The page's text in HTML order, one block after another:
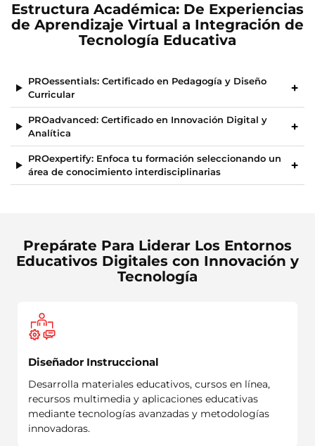
Estructura Académica: De Experiencias
de Aprendizaje Virtual a Integración de
Tecnología Educativa
PROessentials: Certificado en Pedagogía y Diseño
Curricular
PROadvanced: Certificado en Innovación Digital y
Analítica
PROexpertify: Enfoca tu formación seleccionando un
área de conocimiento interdisciplinarias
Prepárate Para Liderar Los Entornos
Educativos Digitales con Innovación y
Tecnología
Diseñador Instruccional
Desarrolla materiales educativos, cursos en línea,
recursos multimedia y aplicaciones educativas
mediante tecnologías avanzadas y metodologías
innovadoras.